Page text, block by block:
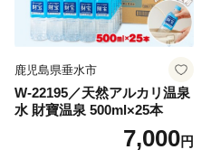
鹿児島県垂水市
W-22195／天然アルカリ温泉
水 財寶温泉 500ml×25本
7,000円